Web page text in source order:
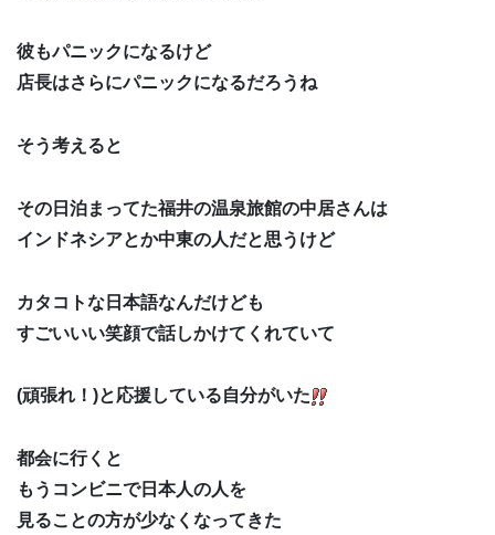
彼もパニックになるけど
店長はさらにパニックになるだろうね
そう考えると
その日泊まってた福井の温泉旅館の中居さんは
インドネシアとか中東の人だと思うけど
カタコトな日本語なんだけども
すごいいい笑顔で話しかけてくれていて
(頑張れ！)と応援している自分がいた
都会に行くと
もうコンビニで日本人の人を
見ることの方が少なくなってきた